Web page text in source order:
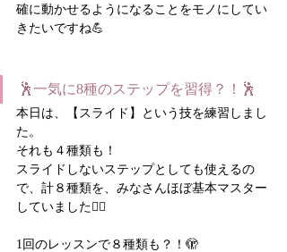
確に動かせるようになることをモノにしてい
きたいですね💪
🕺一気に8種のステップを習得？！🕺
本日は、【スライド】という技を練習しまし
た。
それも４種類も！
スライドしないステップとしても使えるの
で、計８種類を、みなさんほぼ基本マスター
していました🙆‍♀️
1回のレッスンで８種類も？！🫣